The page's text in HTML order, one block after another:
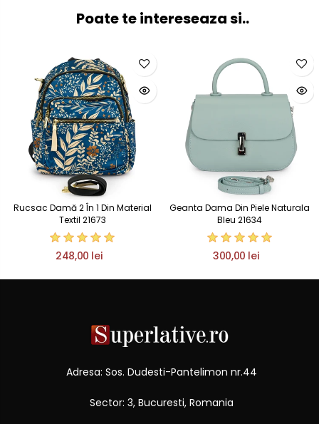
Poate te intereseaza si..
Rucsac Damă 2 În 1 Din Material
Textil 21673
248,00 lei
Geanta Dama Din Piele Naturala
Bleu 21634
300,00 lei
Adresa: Sos. Dudesti-Pantelimon nr.44
Sector: 3, Bucuresti, Romania